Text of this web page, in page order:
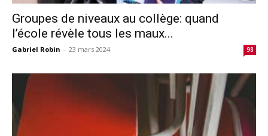
Groupes de niveaux au collège: quand
l’école révèle tous les maux...
Gabriel Robin - 23 mars 2024 98